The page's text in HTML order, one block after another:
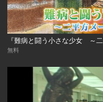
『難病と闘う小さな少女 ～
無料